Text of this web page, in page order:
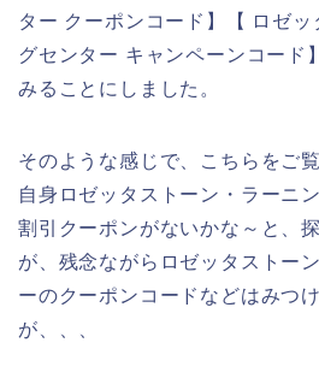
ター クーポンコード】【 ロゼ
グセンター キャンペーンコード
みることにしました。
そのような感じで、こちらをご
自身ロゼッタストーン・ラーニ
割引クーポンがないかな～と、
が、残念ながらロゼッタストー
ーのクーポンコードなどはみつ
が、、、